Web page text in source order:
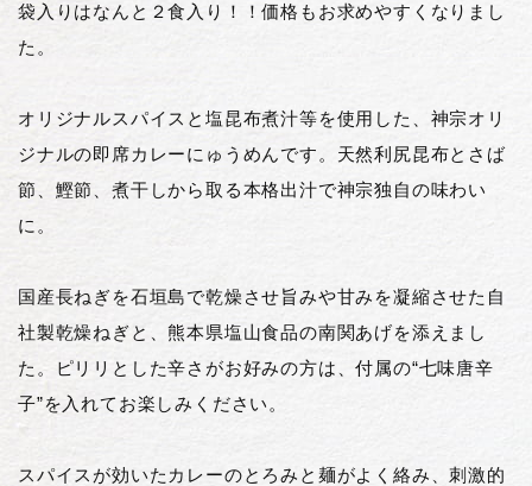
袋入りはなんと２食入り！！価格もお求めやすくなりまし
た。
オリジナルスパイスと塩昆布煮汁等を使用した、神宗オリ
ジナルの即席カレーにゅうめんです。天然利尻昆布とさば
節、鰹節、煮干しから取る本格出汁で神宗独自の味わい
に。
国産長ねぎを石垣島で乾燥させ旨みや甘みを凝縮させた自
社製乾燥ねぎと、熊本県塩山食品の南関あげを添えまし
た。ピリリとした辛さがお好みの方は、付属の“七味唐辛
子”を入れてお楽しみください。
スパイスが効いたカレーのとろみと麺がよく絡み、刺激的